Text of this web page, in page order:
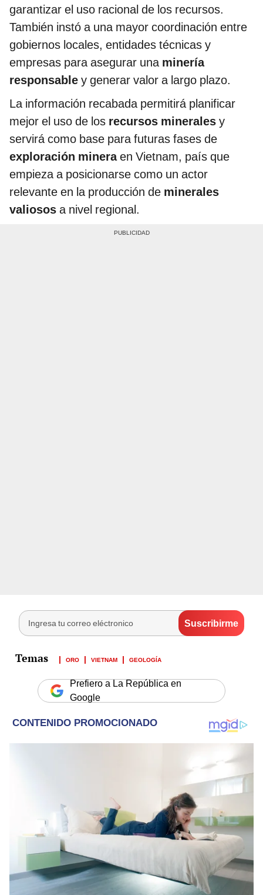
garantizar el uso racional de los recursos.
También instó a una mayor coordinación entre
gobiernos locales, entidades técnicas y
empresas para asegurar una minería
responsable y generar valor a largo plazo.
La información recabada permitirá planificar
mejor el uso de los recursos minerales y
servirá como base para futuras fases de
exploración mineraen Vietnam, país que
empieza a posicionarse como un actor
relevante en la producción de minerales
valiosos a nivel regional.
ORO VIETNAM GEOLOGÍA
Prefiero a La República en
Google